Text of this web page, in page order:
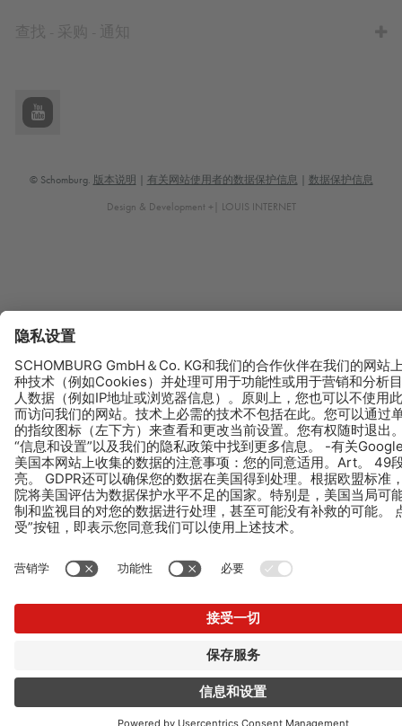
© Schomburg. 版本说明 | 有关网站使用者的数据保护信息 | 数据保护信息
Design & Development +| LOUIS INTERNET